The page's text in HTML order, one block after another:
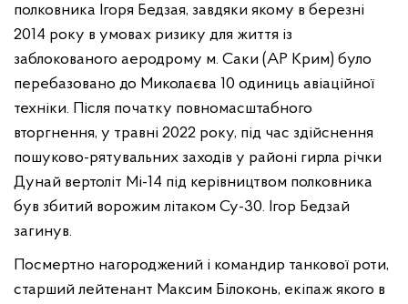
полковника Ігоря Бедзая, завдяки якому в березні
2014 року в умовах ризику для життя із
заблокованого аеродрому м. Саки (АР Крим) було
перебазовано до Миколаєва 10 одиниць авіаційної
техніки. Після початку повномасштабного
вторгнення, у травні 2022 року, під час здійснення
пошуково-рятувальних заходів у районі гирла річки
Дунай вертоліт Мі-14 під керівництвом полковника
був збитий ворожим літаком Су-30. Ігор Бедзай
загинув.
Посмертно нагороджений і командир танкової роти,
старший лейтенант Максим Білоконь, екіпаж якого в